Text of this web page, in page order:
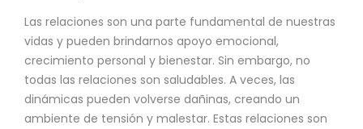
Las relaciones son una parte fundamental de nuestras
vidas y pueden brindarnos apoyo emocional,
crecimiento personal y bienestar. Sin embargo, no
todas las relaciones son saludables. A veces, las
dinámicas pueden volverse dañinas, creando un
ambiente de tensión y malestar. Estas relaciones son